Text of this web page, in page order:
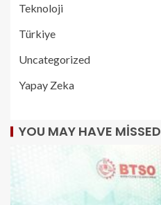
Teknoloji
Türkiye
Uncategorized
Yapay Zeka
YOU MAY HAVE MISSED